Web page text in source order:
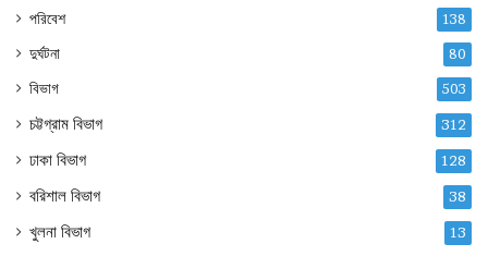
পরিবেশ 138
দুর্ঘটনা 80
বিভাগ 503
চট্টগ্রাম বিভাগ 312
ঢাকা বিভাগ 128
বরিশাল বিভাগ 38
খুলনা বিভাগ 13